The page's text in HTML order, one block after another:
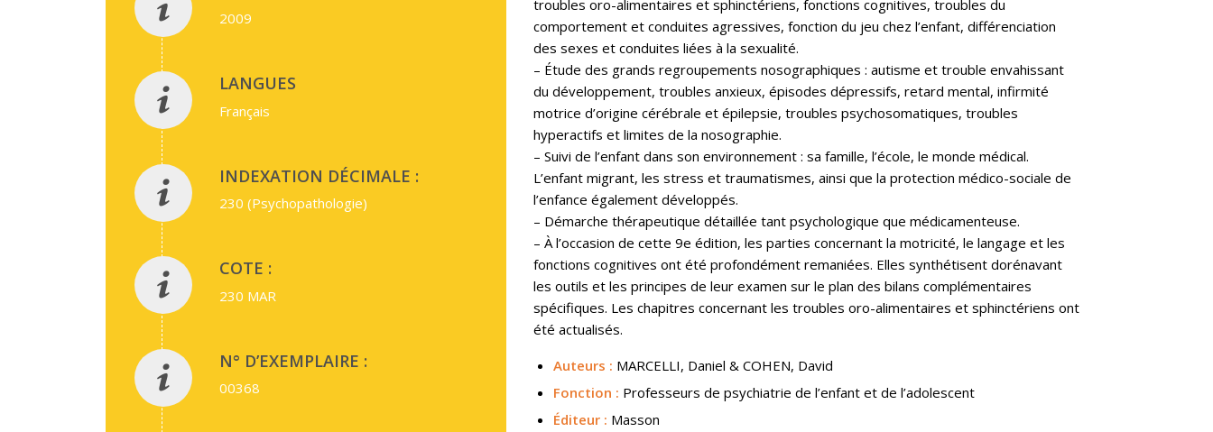
2009
LANGUES
Français
INDEXATION DÉCIMALE :
230 (Psychopathologie)
COTE :
230 MAR
N° D’EXEMPLAIRE :
00368
troubles oro-alimentaires et sphinctériens, fonctions cognitives, troubles du
comportement et conduites agressives, fonction du jeu chez l’enfant, différenciation
des sexes et conduites liées à la sexualité.
– Étude des grands regroupements nosographiques : autisme et trouble envahissant
du développement, troubles anxieux, épisodes dépressifs, retard mental, infirmité
motrice d’origine cérébrale et épilepsie, troubles psychosomatiques, troubles
hyperactifs et limites de la nosographie.
– Suivi de l’enfant dans son environnement : sa famille, l’école, le monde médical.
L’enfant migrant, les stress et traumatismes, ainsi que la protection médico-sociale de
l’enfance également développés.
– Démarche thérapeutique détaillée tant psychologique que médicamenteuse.
– À l’occasion de cette 9e édition, les parties concernant la motricité, le langage et les
fonctions cognitives ont été profondément remaniées. Elles synthétisent dorénavant
les outils et les principes de leur examen sur le plan des bilans complémentaires
spécifiques. Les chapitres concernant les troubles oro-alimentaires et sphinctériens ont
été actualisés.
Auteurs : MARCELLI, Daniel & COHEN, David
Fonction : Professeurs de psychiatrie de l’enfant et de l’adolescent
Éditeur : Masson